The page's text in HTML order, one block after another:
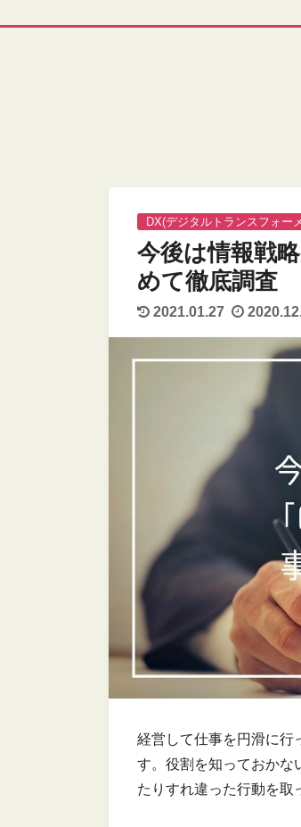
DX(デジタルトランスフォー
今後は情報戦
めて徹底調査
2021.01.27
経営して仕事を円滑に行
す。役割を知っておかな
たりすれ違った行動を取